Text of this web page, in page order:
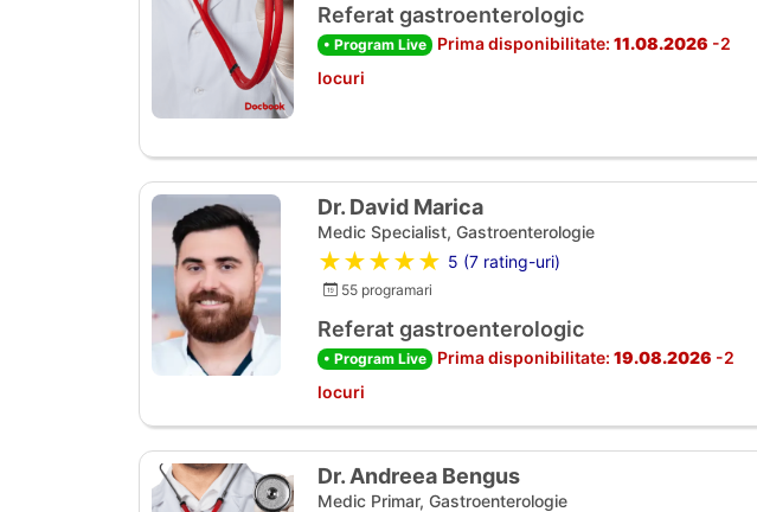
Referat gastroenterologic
• Program Live Prima disponibilitate: 11.08.2026 -2
locuri
Dr. David Marica
Medic Specialist, Gastroenterologie
★★★★★ 5 (7 rating-uri)
55 programari
Referat gastroenterologic
• Program Live Prima disponibilitate: 19.08.2026 -2
locuri
Dr. Andreea Bengus
Medic Primar, Gastroenterologie